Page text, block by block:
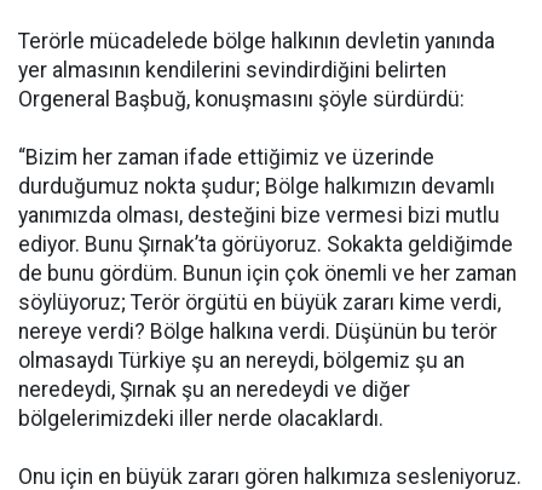
Terörle mücadelede bölge halkının devletin yanında
yer almasının kendilerini sevindirdiğini belirten
Orgeneral Başbuğ, konuşmasını şöyle sürdürdü:
“Bizim her zaman ifade ettiğimiz ve üzerinde
durduğumuz nokta şudur; Bölge halkımızın devamlı
yanımızda olması, desteğini bize vermesi bizi mutlu
ediyor. Bunu Şırnak’ta görüyoruz. Sokakta geldiğimde
de bunu gördüm. Bunun için çok önemli ve her zaman
söylüyoruz; Terör örgütü en büyük zararı kime verdi,
nereye verdi? Bölge halkına verdi. Düşünün bu terör
olmasaydı Türkiye şu an nereydi, bölgemiz şu an
neredeydi, Şırnak şu an neredeydi ve diğer
bölgelerimizdeki iller nerde olacaklardı.
Onu için en büyük zararı gören halkımıza sesleniyoruz.